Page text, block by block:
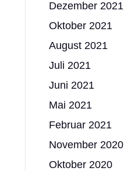
Dezember 2021
Oktober 2021
August 2021
Juli 2021
Juni 2021
Mai 2021
Februar 2021
November 2020
Oktober 2020